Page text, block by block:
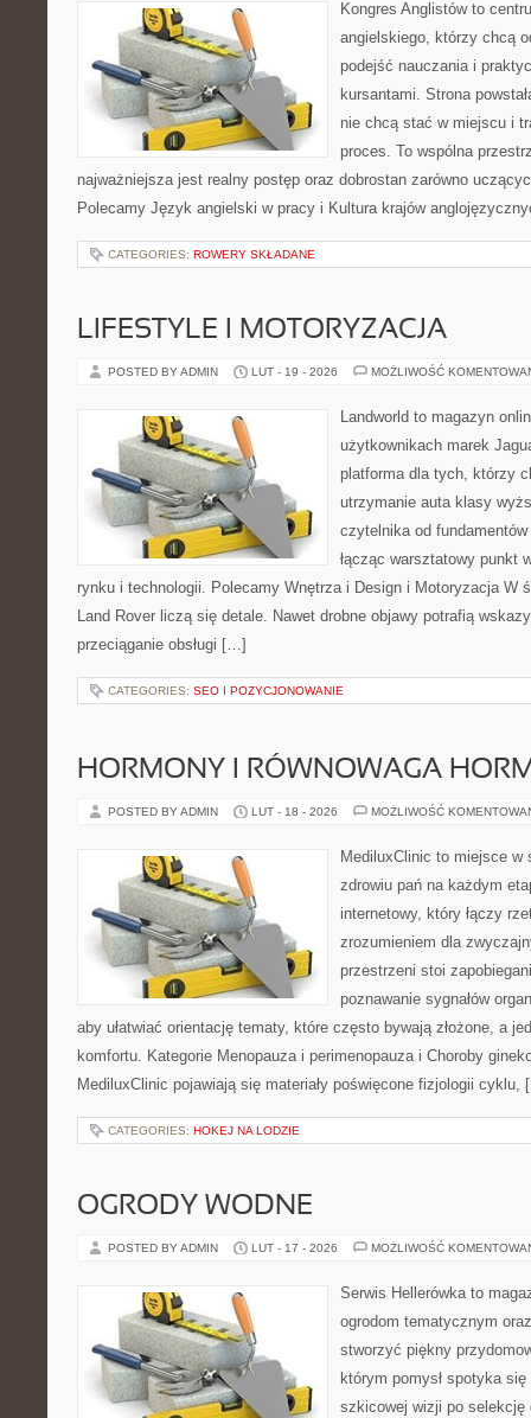
Kongres Anglistów to
angielskiego, którzy chcą
podejść nauczania i
kursantami. Strona
nie chcą stać w miejscu i
proces. To wspólna
najważniejsza jest realny postęp oraz dobrostan zarówno
Polecamy Język angielski w pracy i Kultura krajów
CATEGORIES: ROWERY SKŁADANE
LIFESTYLE I MOTORYZACJA
POSTED BY ADMIN LUT - 19 - 2026 MOŻLIWOŚĆ
Landworld to magazyn
użytkownikach marek
platforma dla tych, którzy
utrzymanie auta klasy
czytelnika od
łącząc warsztatowy punkt
rynku i technologii. Polecamy Wnętrza i Design i Motoryzacja W
Land Rover liczą się detale. Nawet drobne objawy potrafią
przeciąganie obsługi […]
CATEGORIES: SEO I POZYCJONOWANIE
HORMONY I RÓWNOWAGA
POSTED BY ADMIN LUT - 18 - 2026 MOŻLIWOŚĆ
MediluxClinic to miejsce
zdrowiu pań na każdym
internetowy, który łączy
zrozumieniem dla
przestrzeni stoi
poznawanie sygnałów
aby ułatwiać orientację tematy, które często bywają złożone, a
komfortu. Kategorie Menopauza i perimenopauza i Choroby
MediluxClinic pojawiają się materiały poświęcone fizjologii
CATEGORIES: HOKEJ NA LODZIE
OGRODY WODNE
POSTED BY ADMIN LUT - 17 - 2026 MOŻLIWOŚĆ
Serwis Hellerówka to
ogrodom tematycznym
stworzyć piękny
którym pomysł spotyka
szkicowej wizji po selekcję